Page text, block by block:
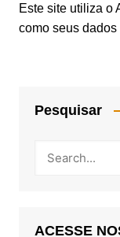
Este site utiliza o
como seus
Pesquisar
ACESSE